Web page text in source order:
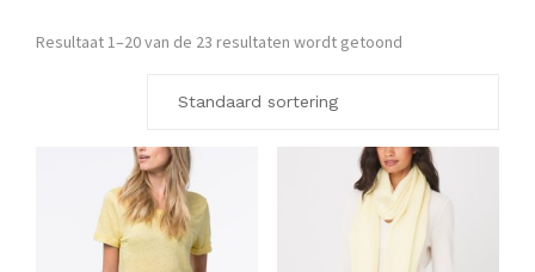
Resultaat 1–20 van de 23 resultaten wordt getoond